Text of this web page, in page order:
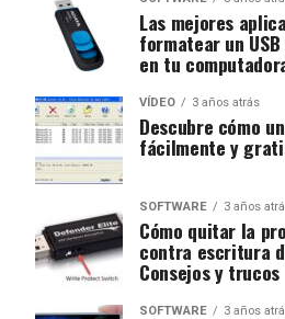
Las mejores
formatear un
en tu
VÍDEO 3 años atrás
Descubre cómo
fácilmente y
SOFTWARE 3 años
Cómo quitar la
contra escritura
Consejos y trucos
SOFTWARE 3 años